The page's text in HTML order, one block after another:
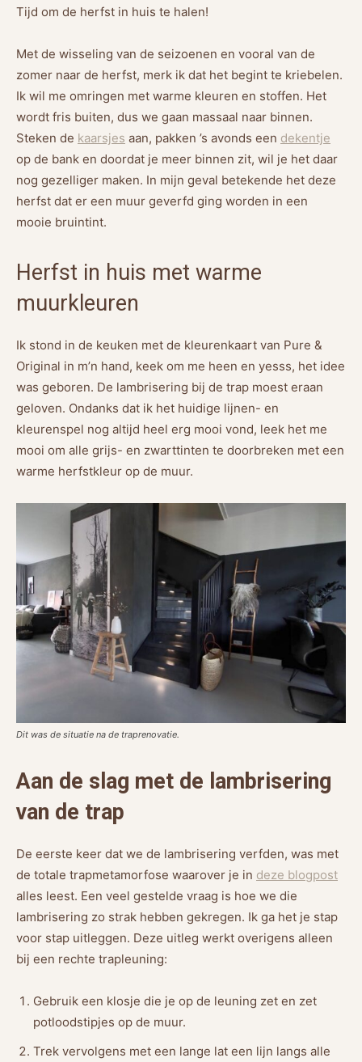
Tijd om de herfst in huis te halen!
Met de wisseling van de seizoenen en vooral van de
zomer naar de herfst, merk ik dat het begint te kriebelen.
Ik wil me omringen met warme kleuren en stoffen. Het
wordt fris buiten, dus we gaan massaal naar binnen.
Steken de kaarsjes aan, pakken ’s avonds een dekentje
op de bank en doordat je meer binnen zit, wil je het daar
nog gezelliger maken. In mijn geval betekende het deze
herfst dat er een muur geverfd ging worden in een
mooie bruintint.
Herfst in huis met warme
muurkleuren
Ik stond in de keuken met de kleurenkaart van Pure &
Original in m’n hand, keek om me heen en yesss, het idee
was geboren. De lambrisering bij de trap moest eraan
geloven. Ondanks dat ik het huidige lijnen- en
kleurenspel nog altijd heel erg mooi vond, leek het me
mooi om alle grijs- en zwarttinten te doorbreken met een
warme herfstkleur op de muur.
Dit was de situatie na de traprenovatie.
Aan de slag met de lambrisering
van de trap
De eerste keer dat we de lambrisering verfden, was met
de totale trapmetamorfose waarover je in deze blogpost
alles leest. Een veel gestelde vraag is hoe we die
lambrisering zo strak hebben gekregen. Ik ga het je stap
voor stap uitleggen. Deze uitleg werkt overigens alleen
bij een rechte trapleuning:
Gebruik een klosje die je op de leuning zet en zet
potloodstipjes op de muur.
Trek vervolgens met een lange lat een lijn langs alle